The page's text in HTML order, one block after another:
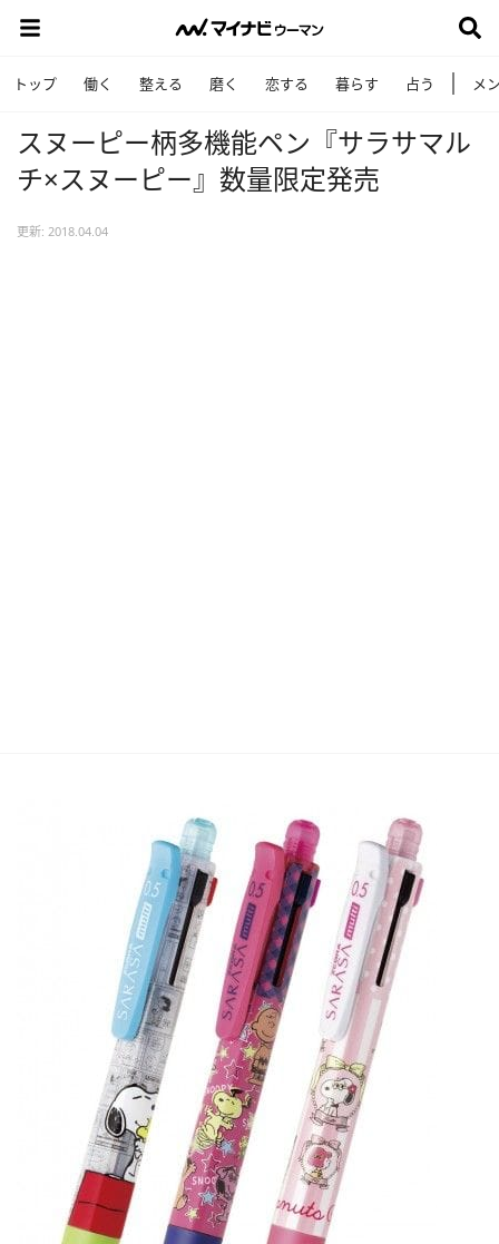
トップ 働く 整える 磨く 恋する 暮らす 占う メ
スヌーピー柄多機能ペン『サラサマル
チ×スヌーピー』数量限定発売
更新: 2018.04.04